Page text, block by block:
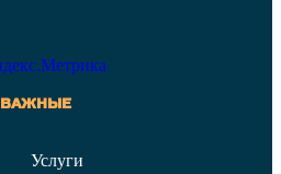
ВАЖНЫЕ
Услуги